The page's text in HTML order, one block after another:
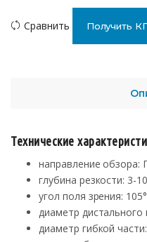
Сравнить Получить
Технические
направление обзора:
глубина резкости: 3-
угол поля зрения:
диаметр
диаметр гибкой